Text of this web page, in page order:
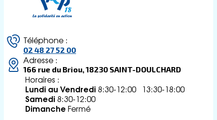
Téléphone :
02 48 27 52 00
Adresse :
166 rue du Briou, 18230 SAINT-DOULCHARD
Horaires :
Lundi au Vendredi8:30-12:00 13:30-18:00
Samedi8:30-12:00
Dimanche Fermé